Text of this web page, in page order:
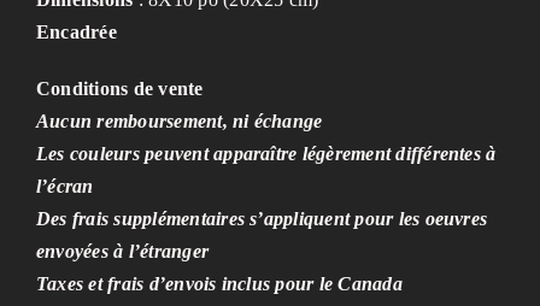
Encadrée
Conditions de vente
Aucun remboursement, ni échange
Les couleurs peuvent apparaître légèrement différentes à
l’écran
Des frais supplémentaires s’appliquent pour les oeuvres
envoyées à l’étranger
Taxes et frais d’envois inclus pour le Canada